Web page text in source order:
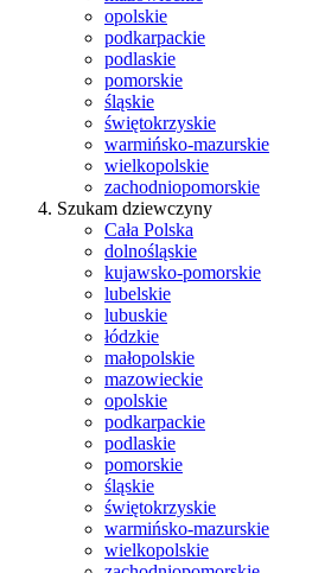
opolskie
podkarpackie
podlaskie
pomorskie
śląskie
świętokrzyskie
warmińsko-mazurskie
wielkopolskie
zachodniopomorskie
Szukam dziewczyny
Cała Polska
dolnośląskie
kujawsko-pomorskie
lubelskie
lubuskie
łódzkie
małopolskie
mazowieckie
opolskie
podkarpackie
podlaskie
pomorskie
śląskie
świętokrzyskie
warmińsko-mazurskie
wielkopolskie